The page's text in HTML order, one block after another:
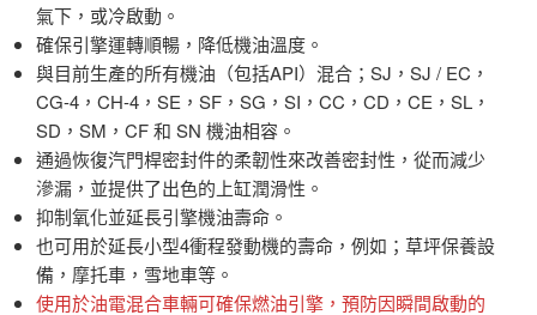
氣下，或冷啟動。
確保引擎運轉順暢，降低機油溫度。
與目前生產的所有機油（包括API）混合；SJ，SJ / EC，
CG-4，CH-4，SE，SF，SG，SI，CC，CD，CE，SL，
SD，SM，CF 和 SN 機油相容。
通過恢復汽門桿密封件的柔韌性來改善密封性，從而減少
滲漏，並提供了出色的上缸潤滑性。
抑制氧化並延長引擎機油壽命。
也可用於延長小型4衝程發動機的壽命，例如；草坪保養設
備，摩托車，雪地車等。
使用於油電混合車輛可確保燃油引擎，預防因瞬間啟動的